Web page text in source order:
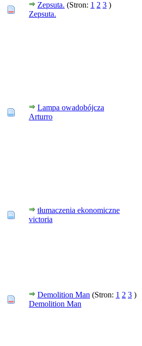
Zepsuta. (Stron: 1 2 3 )
Zepsuta.
Lampa owadobójcza
Arturro
tłumaczenia ekonomiczne
victoria
Demolition Man (Stron: 1 2 3 )
Demolition Man